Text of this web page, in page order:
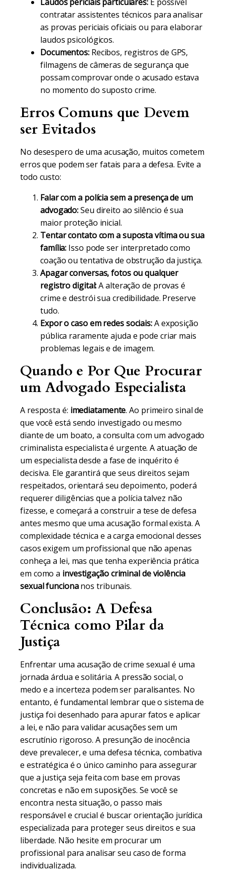
contratar assistentes técnicos para analisar
as provas periciais oficiais ou para elaborar
laudos psicológicos.
Documentos:Recibos, registros de GPS,
filmagens de câmeras de segurança que
possam comprovar onde o acusado estava
no momento do suposto crime.
Erros Comuns que Devem
ser Evitados
No desespero de uma acusação, muitos cometem
erros que podem ser fatais para a defesa. Evite a
todo custo:
Falar com a polícia sem a presença de um
advogado:Seu direito ao silêncio é sua
maior proteção inicial.
Tentar contato com a suposta vítima ou sua
família: Isso pode ser interpretado como
coação ou tentativa de obstrução da justiça.
Apagar conversas, fotos ou qualquer
registro digital:A alteração de provas é
crime e destrói sua credibilidade. Preserve
tudo.
Expor o caso em redes sociais:A exposição
pública raramente ajuda e pode criar mais
problemas legais e de imagem.
Quando e Por Que Procurar
um Advogado Especialista
A resposta é: imediatamente. Ao primeiro sinal de
que você está sendo investigado ou mesmo
diante de um boato, a consulta com um advogado
criminalista especialista é urgente. A atuação de
um especialista desde a fase de inquérito é
decisiva. Ele garantirá que seus direitos sejam
respeitados, orientará seu depoimento, poderá
requerer diligências que a polícia talvez não
fizesse, e começará a construir a tese de defesa
antes mesmo que uma acusação formal exista. A
complexidade técnica e a carga emocional desses
casos exigem um profissional que não apenas
conheça a lei, mas que tenha experiência prática
em como a investigação criminal de violência
sexual funcionanos tribunais.
Conclusão: A Defesa
Técnica como Pilar da
Justiça
Enfrentar uma acusação de crime sexual é uma
jornada árdua e solitária. A pressão social, o
medo e a incerteza podem ser paralisantes. No
entanto, é fundamental lembrar que o sistema de
justiça foi desenhado para apurar fatos e aplicar
a lei, e não para validar acusações sem um
escrutínio rigoroso. A presunção de inocência
deve prevalecer, e uma defesa técnica, combativa
e estratégica é o único caminho para assegurar
que a justiça seja feita com base em provas
concretas e não em suposições. Se você se
encontra nesta situação, o passo mais
responsável e crucial é buscar orientação jurídica
especializada para proteger seus direitos e sua
liberdade. Não hesite em procurar um
profissional para analisar seu caso de forma
individualizada.